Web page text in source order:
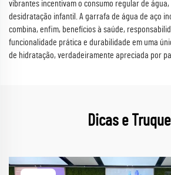
vibrantes incentivam o consumo regular de água,
desidratação infantil. A garrafa de água de aço
combina, enfim, benefícios à saúde,
funcionalidade prática e durabilidade em uma
de hidratação, verdadeiramente apreciada por
Dicas e